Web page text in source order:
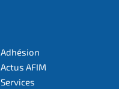
Adhésion
Actus AFIM
Services